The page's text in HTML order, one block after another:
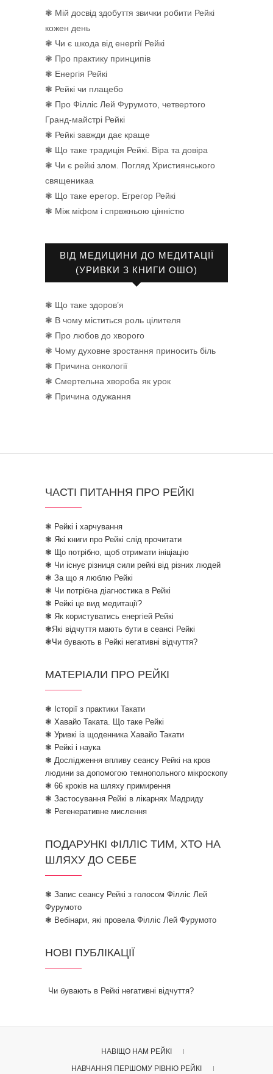
❃ Мій досвід здобуття звички робити Рейкі
кожен день
❃ Чи є шкода від енергії Рейкі
❃ Про практику принципів
❃ Енергія Рейкі
❃ Рейкі чи плацебо
❃ Про Філліс Лей Фурумото, четвертого
Гранд-майстрі Рейкі
❃ Рейкі завжди дає краще
❃ Що таке традиція Рейкі. Віра та довіра
❃ Чи є рейкі злом. Погляд Християнського
священикаа
❃ Що таке ерегор. Егрегор Рейкі
❃ Між міфом і спрвжньою цінністю
ВІД МЕДИЦИНИ ДО МЕДИТАЦІЇ
(УРИВКИ З КНИГИ ОШО)
❃ Що таке здоров’я
❃ В чому міститься роль цілителя
❃ Про любов до хворого
❃ Чому духовне зростання приносить біль
❃ Причина онкології
❃ Смертельна хвороба як урок
❃ Причина одужання
ЧАСТІ ПИТАННЯ ПРО РЕЙКІ
❃ Рейкі і харчування
❃ Які книги про Рейкі слід прочитати
❃ Що потрібно, щоб отримати ініціацію
❃ Чи існує різниця сили рейкі від різних людей
❃ За що я люблю Рейкі
❃ Чи потрібна діагностика в Рейкі
❃ Рейкі це вид медитації?
❃ Як користуватись енергіей Рейкі
❃Які відчуття мають бути в сеансі Рейкі
❃Чи бувають в Рейкі негативні відчуття?
МАТЕРІАЛИ ПРО РЕЙКІ
❃ Історії з практики Такати
❃ Хавайо Таката. Що таке Рейкі
❃ Уривкі із щоденника Хавайо Такати
❃ Рейкі і наука
❃ Дослідження впливу сеансу Рейкі на кров
людини за допомогою темнопольного мікроскопу
❃ 66 кроків на шляху примирення
❃ Застосування Рейкі в лікарнях Мадриду
❃ Регенеративне мислення
ПОДАРУНКІ ФІЛЛІС ТИМ, ХТО НА
ШЛЯХУ ДО СЕБЕ
❃ Запис сеансу Рейкі з голосом Філліс Лей
Фурумото
❃ Вебінари, які провела Філліс Лей Фурумото
НОВІ ПУБЛІКАЦІЇ
Чи бувають в Рейкі негативні відчуття?
НАВІЩО НАМ РЕЙКІ
НАВЧАННЯ ПЕРШОМУ РІВНЮ РЕЙКІ